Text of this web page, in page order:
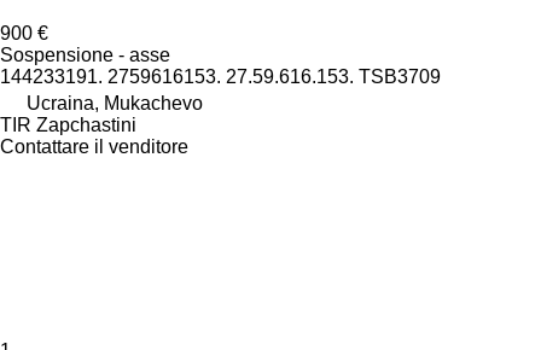
900 €
Sospensione - asse
144233191. 2759616153. 27.59.616.153. TSB3709
Ucraina, Mukachevo
TIR Zapchastini
Contattare il venditore